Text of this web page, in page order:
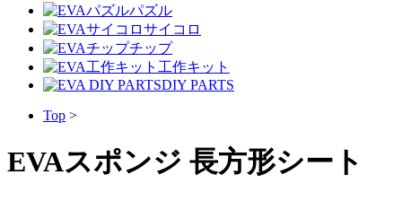
パズル
サイコロ
チップ
工作キット
DIY PARTS
Top >
EVAスポンジ 長方形シート